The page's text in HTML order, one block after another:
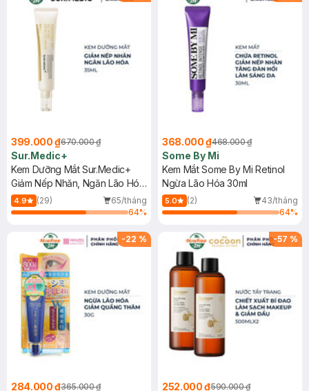
399.000 ₫670.000 ₫
Sur.Medic+
Kem Dưỡng Mắt Sur.Medic+
Giảm Nếp Nhăn, Ngăn Lão Hóa
35ml
4.9 (29)
65/tháng
64%
368.000 ₫468.000 ₫
Some By Mi
Kem Mắt Some By Mi Retinol
Ngừa Lão Hóa 30ml
5.0 (2)
43/tháng
64%
-22 %
284.000 ₫365.000 ₫
-57 %
252.000 ₫590.000 ₫